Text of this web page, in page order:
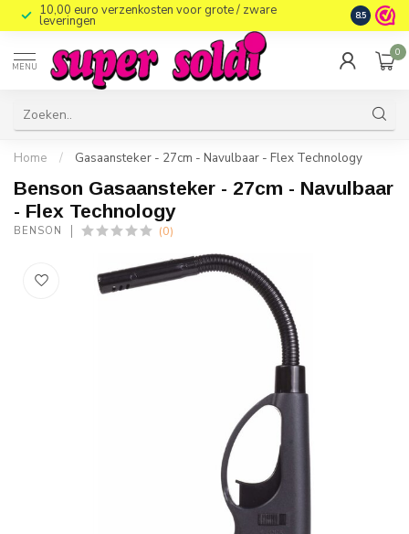
10,00 euro verzenkosten voor grote / zware
leveringen 8.5
MENU
0
Home / Gasaansteker - 27cm - Navulbaar - Flex Technology
Benson Gasaansteker - 27cm - Navulbaar
- Flex Technology
BENSON (0)